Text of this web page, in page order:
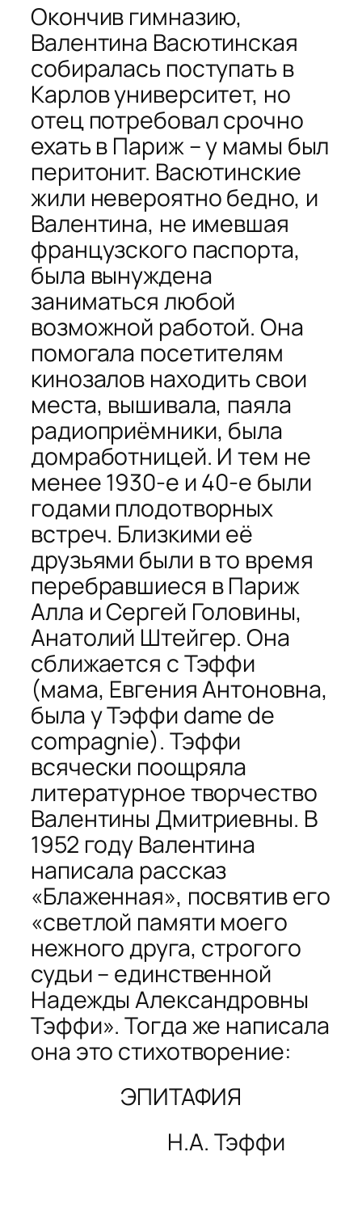
Окончив гимназию,
Валентина Васютинская
собиралась поступать в
Карлов университет, но
отец потребовал срочно
ехать в Париж – у мамы был
перитонит. Васютинские
жили невероятно бедно, и
Валентина, не имевшая
французского паспорта,
была вынуждена
заниматься любой
возможной работой. Она
помогала посетителям
кинозалов находить свои
места, вышивала, паяла
радиоприёмники, была
домработницей. И тем не
менее 1930-е и 40-е были
годами плодотворных
встреч. Близкими её
друзьями были в то время
перебравшиеся в Париж
Алла и Сергей Головины,
Анатолий Штейгер. Она
сближается с Тэффи
(мама, Евгения Антоновна,
была у Тэффи dame de
compagnie). Тэффи
всячески поощряла
литературное творчество
Валентины Дмитриевны. В
1952 году Валентина
написала рассказ
«Блаженная», посвятив его
«светлой памяти моего
нежного друга, строгого
судьи – единственной
Надежды Александровны
Тэффи». Тогда же написала
она это стихотворение:
ЭПИТАФИЯ
Н.А. Тэффи